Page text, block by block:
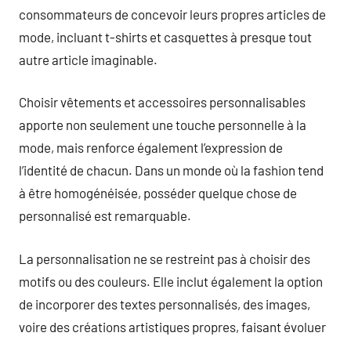
consommateurs de concevoir leurs propres articles de
mode, incluant t-shirts et casquettes à presque tout
autre article imaginable.
Choisir vêtements et accessoires personnalisables
apporte non seulement une touche personnelle à la
mode, mais renforce également l’expression de
l’identité de chacun. Dans un monde où la fashion tend
à être homogénéisée, posséder quelque chose de
personnalisé est remarquable.
La personnalisation ne se restreint pas à choisir des
motifs ou des couleurs. Elle inclut également la option
de incorporer des textes personnalisés, des images,
voire des créations artistiques propres, faisant évoluer